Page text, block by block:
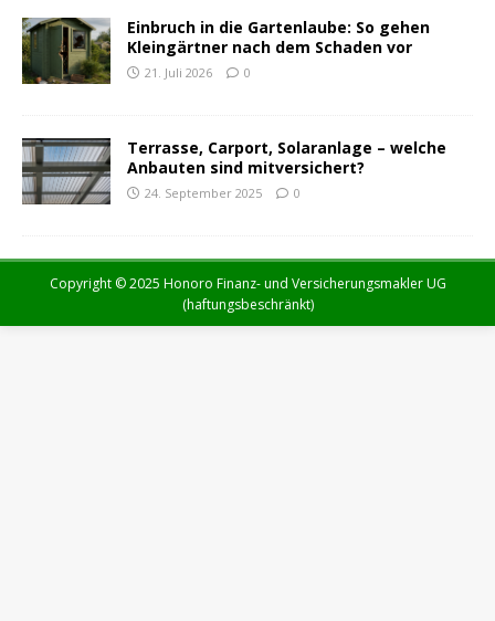
Einbruch in die Gartenlaube: So gehen
Kleingärtner nach dem Schaden vor
21. Juli 2026 0
Terrasse, Carport, Solaranlage – welche
Anbauten sind mitversichert?
24. September 2025 0
Copyright © 2025 Honoro Finanz- und Versicherungsmakler UG
(haftungsbeschränkt)